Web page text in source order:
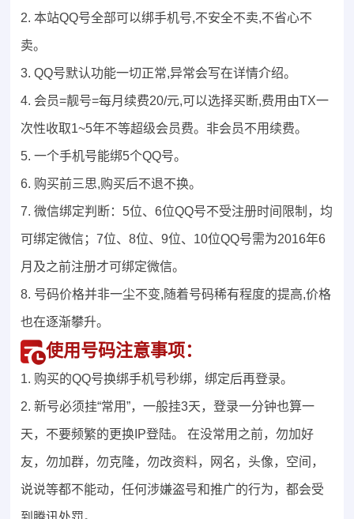
2. 本站QQ号全部可以绑手机号,不安全不卖,不省心不
卖。
3. QQ号默认功能一切正常,异常会写在详情介绍。
4. 会员=靓号=每月续费20/元,可以选择买断,费用由TX一
次性收取1~5年不等超级会员费。非会员不用续费。
5. 一个手机号能绑5个QQ号。
6. 购买前三思,购买后不退不换。
7. 微信绑定判断：5位、6位QQ号不受注册时间限制，均
可绑定微信；7位、8位、9位、10位QQ号需为2016年6
月及之前注册才可绑定微信。
8. 号码价格并非一尘不变,随着号码稀有程度的提高,价格
也在逐渐攀升。
使用号码注意事项：
1. 购买的QQ号换绑手机号秒绑，绑定后再登录。
2. 新号必须挂“常用”，一般挂3天，登录一分钟也算一
天，不要频繁的更换IP登陆。 在没常用之前，勿加好
友，勿加群，勿克隆，勿改资料，网名，头像，空间，
说说等都不能动，任何涉嫌盗号和推广的行为，都会受